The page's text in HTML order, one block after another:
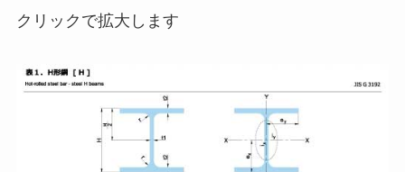
クリックで拡大します